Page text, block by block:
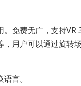
免费无广，支持
用户可以通过旋转
言。